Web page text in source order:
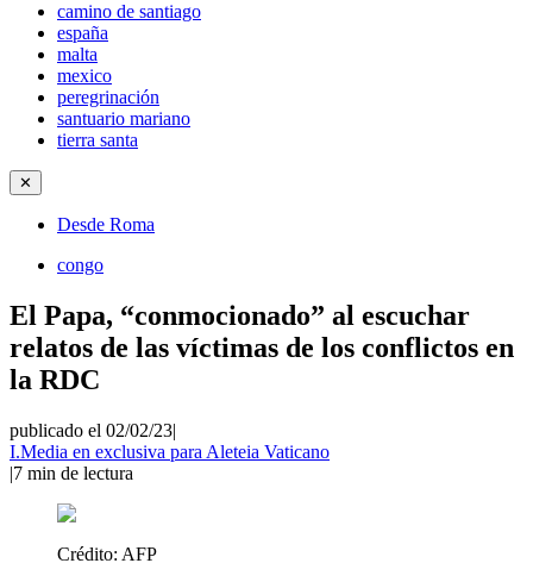
camino de santiago
españa
malta
mexico
peregrinación
santuario mariano
tierra santa
✕
Desde Roma
congo
El Papa, “conmocionado” al escuchar
relatos de las víctimas de los conflictos en
la RDC
publicado el 02/02/23|
I.Media en exclusiva para Aleteia Vaticano
|7 min de lectura
Crédito: AFP